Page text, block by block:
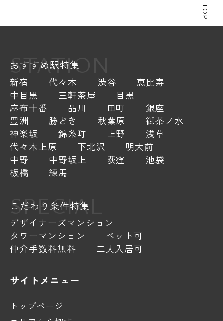
STATION
おすすめ駅特集
新宿 代々木 渋谷
恵比寿
中目黒
三軒茶屋
目黒
麻布十番
品川 田町
銀座
豊洲
勝どき 秋葉原
御茶ノ水
神楽坂
錦糸町 上野
浅草
代々木上原
下北沢
明大前
中野
中野坂上 荻窪
池袋
板橋
練馬
SPECIAL
こだわり条件特集
デザイナーズマンション
タワーマンション
ペット可
仲介手数料無料
二人入居可
サイトメニュー
トップページ